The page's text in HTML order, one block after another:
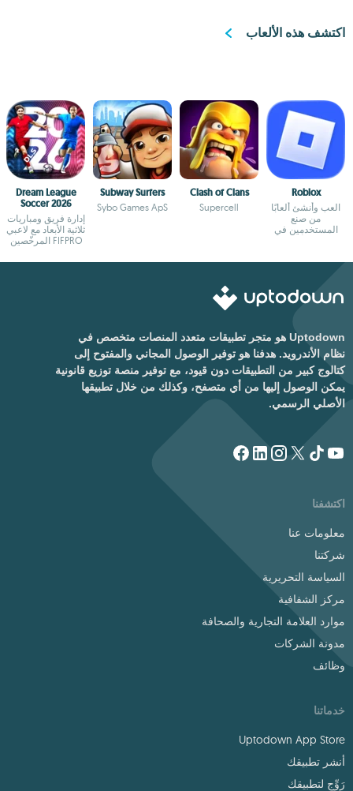
اكتشف هذه الألعاب
Roblox
العب وأنشئ ألعابًا
من صنع
المستخدمين في
Clash of Clans
Supercell
Subway Surfers
Sybo Games ApS
Dream League
Soccer 2026
إدارة فريق ومباريات
ثلاثية الأبعاد مع لاعبي
FIFPRO المرخّصين
Uptodown هو متجر تطبيقات متعدد المنصات متخصص في
نظام الأندرويد. هدفنا هو توفير الوصول المجاني والمفتوح إلى
كتالوج كبير من التطبيقات دون قيود، مع توفير منصة توزيع قانونية
يمكن الوصول إليها من أي متصفح، وكذلك من خلال تطبيقها
الأصلي الرسمي.
اكتشفنا
معلومات عنا
شركتنا
السياسة التحريرية
مركز الشفافية
موارد العلامة التجارية والصحافة
مدونة الشركات
وظائف
خدماتنا
Uptodown App Store
أنشر تطبيقك
رَوِّج لتطبيقك